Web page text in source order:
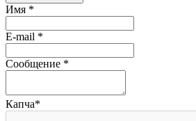
Имя *
E-mail *
Сообщение *
Капча*